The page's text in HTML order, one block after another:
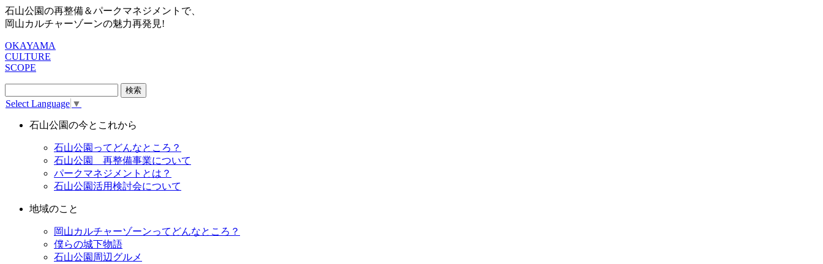
石山公園の再整備＆パークマネジメントで、
岡山カルチャーゾーンの魅力再発見!
OKAYAMA
CULTURE
SCOPE
索:
Select Language ▼
石山公園の今とこれから
石山公園ってどんなところ？
石山公園 再整備事業について
パークマネジメントとは？
石山公園活用検討会について
地域のこと
岡山カルチャーゾーンってどんなところ？
僕らの城下物語
石山公園周辺グルメ